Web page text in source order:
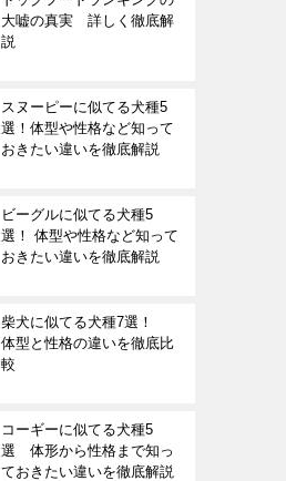
大嘘の真実 詳しく徹底解
説
スヌーピーに似てる犬種5
選！体型や性格など知って
おきたい違いを徹底解説
ビーグルに似てる犬種5
選！ 体型や性格など知って
おきたい違いを徹底解説
柴犬に似てる犬種7選！
体型と性格の違いを徹底比
較
コーギーに似てる犬種5
選 体形から性格まで知っ
ておきたい違いを徹底解説